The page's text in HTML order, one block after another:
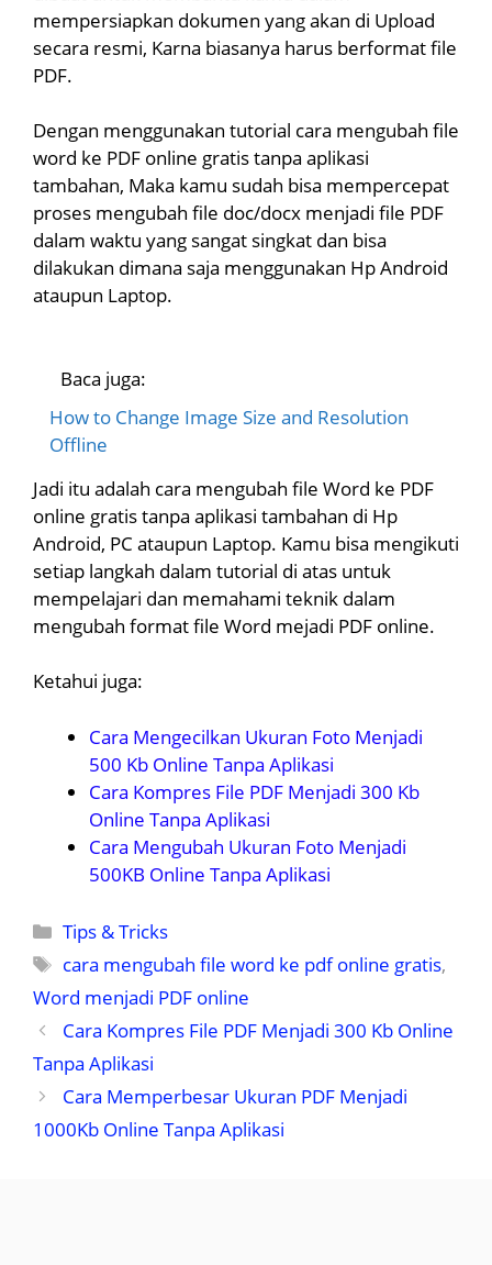
mempersiapkan dokumen yang akan di Upload
secara resmi, Karna biasanya harus berformat file
PDF.
Dengan menggunakan tutorial cara mengubah file
word ke PDF online gratis tanpa aplikasi
tambahan, Maka kamu sudah bisa mempercepat
proses mengubah file doc/docx menjadi file PDF
dalam waktu yang sangat singkat dan bisa
dilakukan dimana saja menggunakan Hp Android
ataupun Laptop.
Baca juga:
How to Change Image Size and Resolution
Offline
Jadi itu adalah cara mengubah file Word ke PDF
online gratis tanpa aplikasi tambahan di Hp
Android, PC ataupun Laptop. Kamu bisa mengikuti
setiap langkah dalam tutorial di atas untuk
mempelajari dan memahami teknik dalam
mengubah format file Word mejadi PDF online.
Ketahui juga:
Cara Mengecilkan Ukuran Foto Menjadi
500 Kb Online Tanpa Aplikasi
Cara Kompres File PDF Menjadi 300 Kb
Online Tanpa Aplikasi
Cara Mengubah Ukuran Foto Menjadi
500KB Online Tanpa Aplikasi
Kategori
Tips & Tricks
Tag
cara mengubah file word ke pdf online gratis,
Word menjadi PDF online
Cara Kompres File PDF Menjadi 300 Kb Online
Tanpa Aplikasi
Cara Memperbesar Ukuran PDF Menjadi
1000Kb Online Tanpa Aplikasi